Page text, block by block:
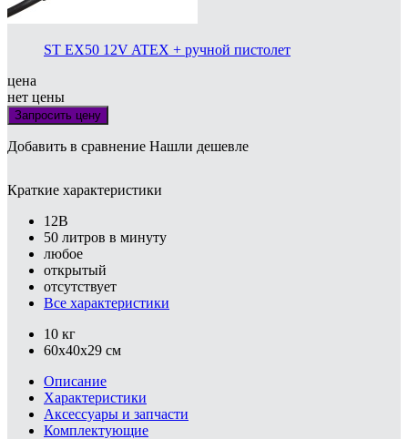
ST EX50 12V ATEX + ручной пистолет
цена
нет цены
Запросить цену
Добавить в сравнение Нашли дешевле
Краткие характеристики
12В
50 литров в минуту
любое
открытый
отсутствует
Все характеристики
10 кг
60x40x29 см
Описание
Характеристики
Аксессуары и запчасти
Комплектующие